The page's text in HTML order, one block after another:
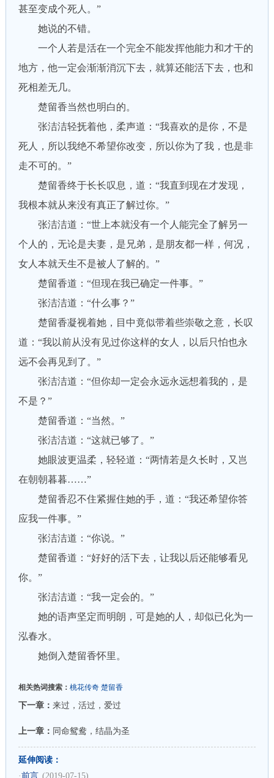
甚至变成个死人。”
她说的不错。
一个人若是活在一个完全不能发挥他能力和才干的
地方，他一定会渐渐消沉下去，就算还能活下去，也和
死相差无几。
楚留香当然也明白的。
张洁洁轻抚着他，柔声道：“我喜欢的是你，不是
死人，所以我绝不希望你改变，所以你为了我，也是非
走不可的。”
楚留香终于长长叹息，道：“我直到现在才发现，
我根本就从来没有真正了解过你。”
张洁洁道：“世上本就没有一个人能完全了解另一
个人的，无论是夫妻，是兄弟，是朋友都一样，何况，
女人本就天生不是被人了解的。”
楚留香道：“但现在我已确定一件事。”
张洁洁道：“什么事？”
楚留香凝视着她，目中竟似带着些崇敬之意，长叹
道：“我以前从没有见过你这样的女人，以后只怕也永
远不会再见到了。”
张洁洁道：“但你却一定会永远永远想着我的，是
不是？”
楚留香道：“当然。”
张洁洁道：“这就已够了。”
她眼波更温柔，轻轻道：“两情若是久长时，又岂
在朝朝暮暮……”
楚留香忍不住紧握住她的手，道：“我还希望你答
应我一件事。”
张洁洁道：“你说。”
楚留香道：“好好的活下去，让我以后还能够看见
你。”
张洁洁道：“我一定会的。”
她的语声坚定而明朗，可是她的人，却似已化为一
泓春水。
她倒入楚留香怀里。
相关热词搜索： 桃花传奇 楚留香
下一章： 来过，活过，爱过
上一章： 同命鸳鸯，结晶为圣
延伸阅读：
·前言 (2019-07-15)